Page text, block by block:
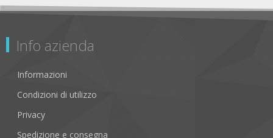
Info azienda
Informazioni
Condizioni di utilizzo
Privacy
Spedizione e consegna